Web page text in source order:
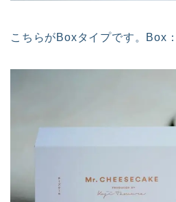
こちらがBoxタイプです。Box